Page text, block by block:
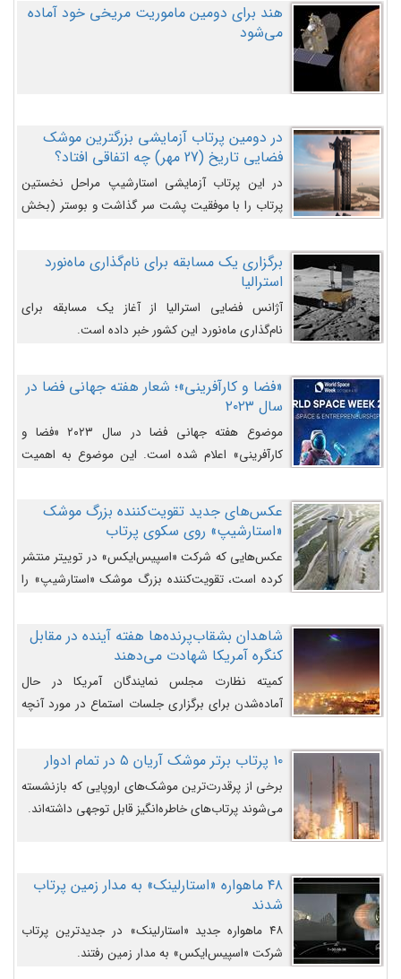
هند برای دومین ماموریت مریخی خود آماده
می‌شود
در دومین پرتاب آزمایشی بزرگترین موشک
فضایی تاریخ (27 مهر‌) چه اتفاقی افتاد؟
در این پرتاب آزمایشی استارشیپ مراحل نخستین
پرتاب را با موفقیت پشت سر گذاشت و بوستر (بخش
را وارد مسیر از پیش تعیین‌شده کند و سپس با یک
مکانیزم جدید با موفقیت از آن جدا شود. ‌
برگزاری یک مسابقه برای نام‌گذاری ماه‌نورد
استرالیا
آژانس فضایی استرالیا از آغاز یک مسابقه برای
نام‌گذاری ماه‌نورد این کشور خبر داده است.
«فضا و کارآفرینی»؛ شعار هفته جهانی فضا در
سال ۲۰۲۳
موضوع هفته جهانی فضا در سال ۲۰۲۳ «فضا و
کارآفرینی» اعلام شده است. این موضوع به اهمیت
روزافزون کارآفرینی در حوزه فضایی و مزایای جدیدی که
کارآفرینان این حوزه ایجاد می‌کنند، می‌پردازد.
عکس‌های جدید تقویت‌کننده بزرگ موشک
«استارشیپ» روی سکوی پرتاب
عکس‌هایی که شرکت «اسپیس‌ایکس» در توییتر منتشر
کرده است، تقویت‌کننده بزرگ موشک «استارشیپ» را
شاهدان بشقاب‌پرنده‌ها هفته آینده در مقابل
کنگره آمریکا شهادت می‌دهند
کمیته نظارت مجلس نمایندگان آمریکا در حال
آماده‌شدن برای برگزاری جلسات استماع در مورد آنچه
می‌دانند، است و قرار است افشاگران یوفوها هفته آینده
در مقابل آنها شهادت دهند.۱۰ پرتاب برتر موشک آریان ۵ در تمام ادوار
برخی از پرقدرت‌ترین موشک‌های اروپایی که بازنشسته
می‌شوند پرتاب‌های خاطره‌انگیز قابل توجهی داشته‌اند.
۴۸ ماهواره «استارلینک» به مدار زمین پرتاب
شدند
۴۸ ماهواره جدید «استارلینک» در جدیدترین پرتاب
شرکت «اسپیس‌ایکس» به مدار زمین رفتند.